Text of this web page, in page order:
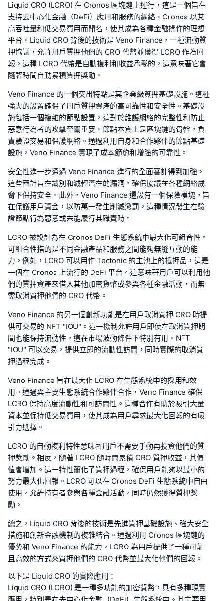
Liquid CRO (LCRO) 在 Cronos 區塊鏈上運行，這是一個旨在
支持去中心化金融（DeFi）應用和服務的網絡。Cronos 以其
高吞吐量和低交易費用而聞名，使其成為各種金融操作的理想
平台。Liquid CRO 背後的技術是 Veno Finance，一種流動質
押協議，允許用戶質押他們的 CRO 代幣並獲得 LCRO 作為回
報。這種 LCRO 代幣是自動複利和收益承載的，這意味著它會
隨著時間自動累積質押獎勵。
Veno Finance 的一個突出特點是其企業級質押基礎設施。這種
強大的設置確保了用戶質押資產的高可靠性和安全性。基礎設
施包括一個複雜的節點設置，這對於維護網絡的完整性和防止
惡意行為者的攻擊至關重要。節點本質上是區塊鏈的骨幹，負
責驗證交易和保護網絡。通過利用自身和合作夥伴的節點基礎
設施，Veno Finance 實現了成本節約和增強的可靠性。
安全性進一步通過 Veno Finance 進行的全面審計得到加強。
這些審計旨在識別和減輕潛在的漏洞，確保協議在各種網絡威
脅下保持安全。此外，Veno Finance 還設有一個保險模塊，旨
在保護用戶資金，以防萬一發生削減懲罰，這種情況發生在驗
證節點行為惡意或未能履行其職責時。
LCRO 被設計為在 Cronos DeFi 生態系統中最大化可組合性。
可組合性指的是不同金融產品和服務之間能夠無縫互動的能
力。例如，LCRO 可以用作 Tectonic 的主池上的抵押品，這是
一個在 Cronos 上流行的 DeFi 平台。這意味著用戶可以利用他
們的質押資產來借入其他加密貨幣或參與各種金融活動，而無
需取消質押他們的 CRO 代幣。
Veno Finance 的另一個創新功能是在用戶取消質押 CRO 時提
供可交易的 NFT "IOU"。這一機制允許用戶即使在取消質押期
間也能保持流動性，這在市場波動條件下特別有用。NFT
"IOU" 可以交易，提供立即的流動性訪問，同時實際的取消質
押過程完成。
Veno Finance 旨在最大化 LCRO 在生態系統中的採用和效
用。通過與主要生態系統合作夥伴合作，Veno Finance 確保
LCRO 保持高度流動性和可訪問性。這種合作有助於吸引大量
資本並保持低交易費用，使其成為用戶尋求最大化回報的有吸
引力選擇。
LCRO 的自動複利特性意味著用戶不需要手動再投資他們的質
押獎勵。相反，隨著 LCRO 隨時間累積 CRO 質押收益，其價
值會增加。這一特性簡化了質押過程，確保用戶能夠以最小的
努力最大化回報。LCRO 可以在 Cronos DeFi 生態系統中自由
使用，允許持有者參與各種金融活動，同時仍然獲得質押獎
勵。
總之，Liquid CRO 背後的技術是先進質押基礎設施、強大安全
措施和創新金融機制的複雜結合。通過利用 Cronos 區塊鏈的
優勢和 Veno Finance 的能力，LCRO 為用戶提供了一種可靠
且高效的方式來質押他們的 CRO 代幣並最大化他們的回報。
以下是 Liquid CRO 的實際應用：
Liquid CRO (LCRO) 是一種多功能的加密貨幣，具有多種現實